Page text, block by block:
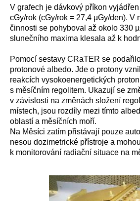
V grafech je dávkový příkon
cGy/rok (cGy/rok = 27,4 µGy/den). V
činnosti se pohyboval až okolo 330
slunečního maxima klesala až k
Pomocí sestavy CRaTER se
protonové albedo. Jde o protony
reakcích vysokoenergetických
s měsíčním regolitem. Ukazují se
v závislosti na změnách složení
místech, jsou rozdíly mezi tímto
oblastí a měsíčních moří.
Na Měsíci zatím přistávají pouze
nesou dozimetrické přístroje a
k monitorování radiační situace na